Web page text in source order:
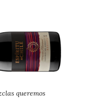
queremos